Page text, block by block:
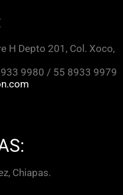
H Depto 201, Col. Xoco,
9980 / 55 8933 9979
Chiapas.